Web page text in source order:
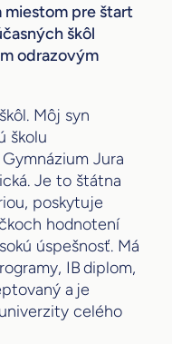
miestom pre štart
škôl
odrazovým
Môj syn
školu
Jura
Je to štátna
poskytuje
hodnotení
úspešnosť. Má
IB diplom,
a je
celého